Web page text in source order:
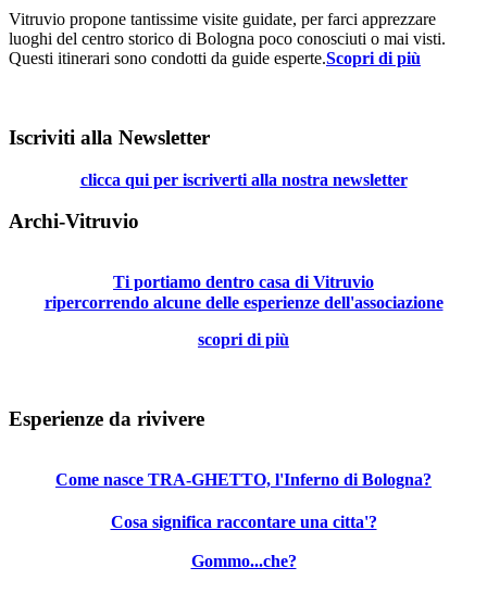
Vitruvio propone tantissime visite guidate, per farci apprezzare
luoghi del centro storico di Bologna poco conosciuti o mai visti.
Questi itinerari sono condotti da guide esperte.Scopri di più
Iscriviti alla Newsletter
clicca qui per iscriverti alla nostra newsletter
Archi-Vitruvio
Ti portiamo dentro casa di Vitruvio
ripercorrendo alcune delle esperienze dell'associazione
scopri di più
Esperienze da rivivere
Come nasce TRA-GHETTO, l'Inferno di Bologna?
Cosa significa raccontare una citta'?
Gommo...che?